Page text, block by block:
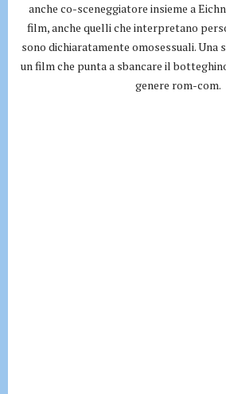
anche co-sceneggiatore insieme a
film, anche quelli che interpretano
sono dichiaratamente omosessuali.
un film che punta a sbancare il
genere rom-com.